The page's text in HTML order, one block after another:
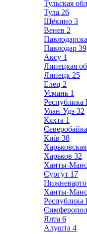
Тульская
Тула 26
Щёкино 3
Венев 2
Павлодар 39
Аксу 1
Липецкая
Липецк 25
Елец 2
Усмань 1
Республика
Улан-Удэ 32
Кяхта 1
Київ 38
Харьков 32
Ханты-
Сургут 17
Ханты-
Ялта 6
Алушта 4